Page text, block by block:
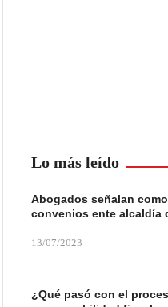
Lo más leído
Abogados señalan
convenios ente alcaldía
13/07/2023
¿Qué pasó con el